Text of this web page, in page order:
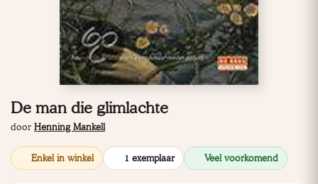
De man die glimlachte
door Henning Mankell
Enkel in winkel 1 exemplaar Veel voorkomend